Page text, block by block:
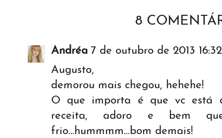
8
Andréa 7 de outubro de 2013 16:32
Augusto,
demorou mais chegou, hehehe!
O que importa é que vc está
receita, adoro e bem
frio...hummmm...bom demais!